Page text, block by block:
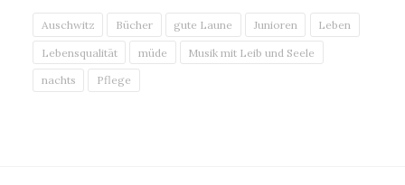
Auschwitz Bücher gute Laune Junioren Leben
Lebensqualität müde Musik mit Leib und Seele
nachts Pflege